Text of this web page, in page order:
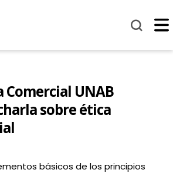
Comercial UNAB
sobre ética
básicos de los principios